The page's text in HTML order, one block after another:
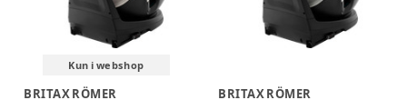
Kun i webshop
BRITAX RÖMER
BRITAX RÖMER